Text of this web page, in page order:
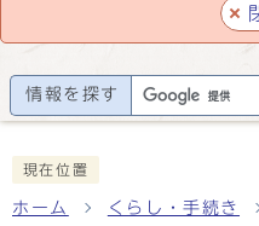
情報を探す
現在位置
ホーム くらし・手続き